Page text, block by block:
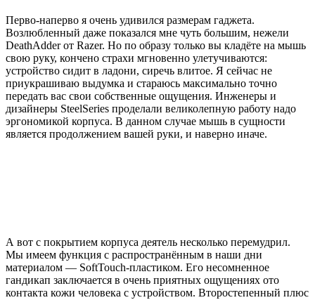
Перво-наперво я очень удивился размерам гаджета.
Возлюбленный даже показался мне чуть большим, нежели
DeathAdder от Razer. Но по образу только вы кладёте на мышь
свою руку, кончено страхи мгновенно улетучиваются:
устройство сидит в ладони, сиречь влитое. Я сейчас не
приукрашиваю выдумка и стараюсь максимально точно
передать вас свои собственные ощущения. Инженеры и
дизайнеры SteelSeries проделали великолепную работу надо
эргономикой корпуса. В данном случае мышь в сущности
является продолжением вашей руки, и наверно иначе.
А вот с покрытием корпуса деятель несколько перемудрил.
Мы имеем функция с распространённым в наши дни
материалом — SoftTouch-пластиком. Его несомненное
гандикап заключается в очень приятных ощущениях ото
контакта кожи человека с устройством. Второстепенный плюс